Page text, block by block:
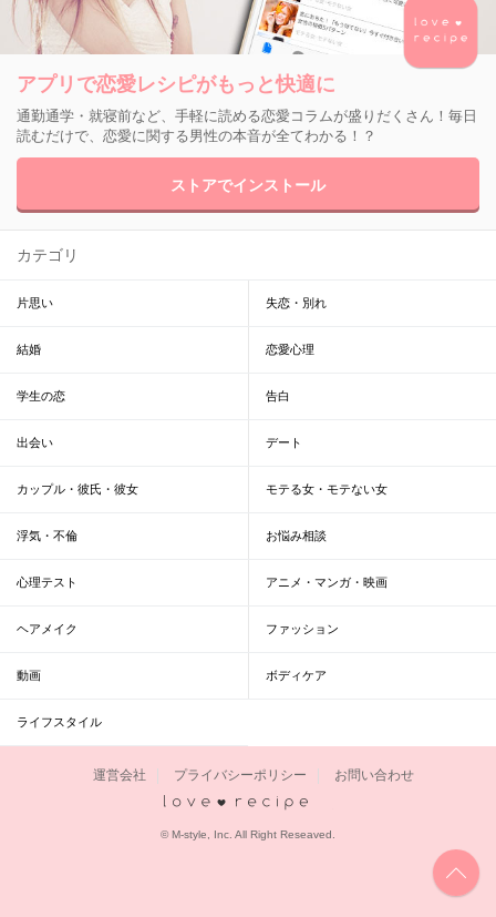
アプリで恋愛レシピがもっと快適に
通勤通学・就寝前など、手軽に読める恋愛コラムが盛りだくさん！毎日
読むだけで、恋愛に関する男性の本音が全てわかる！？
ストアでインストール
カテゴリ
片思い 失恋・別れ
結婚 恋愛心理
学生の恋 告白
出会い デート
カップル・彼氏・彼女 モテる女・モテない女
浮気・不倫 お悩み相談
心理テスト アニメ・マンガ・映画
ヘアメイク ファッション
動画 ボディケア
ライフスタイル
運営会社 プライバシーポリシー お問い合わせ
© M-style, Inc. All Right Reseaved.